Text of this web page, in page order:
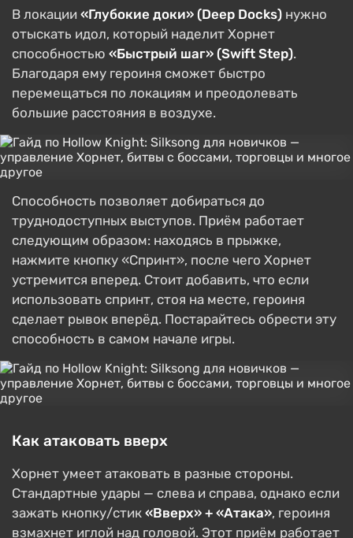
В локации «Глубокие доки» (Deep Docks) нужно
отыскать идол, который наделит Хорнет
способностью «Быстрый шаг» (Swift Step).
Благодаря ему героиня сможет быстро
перемещаться по локациям и преодолевать
большие расстояния в воздухе.
Способность позволяет добираться до
труднодоступных выступов. Приём работает
следующим образом: находясь в прыжке,
нажмите кнопку «Спринт», после чего Хорнет
устремится вперед. Стоит добавить, что если
использовать спринт, стоя на месте, героиня
сделает рывок вперёд. Постарайтесь обрести эту
способность в самом начале игры.
Как атаковать вверх
Хорнет умеет атаковать в разные стороны.
Стандартные удары — слева и справа, однако если
зажать кнопку/стик «Вверх» + «Атака», героиня
взмахнет иглой над головой. Этот приём работает